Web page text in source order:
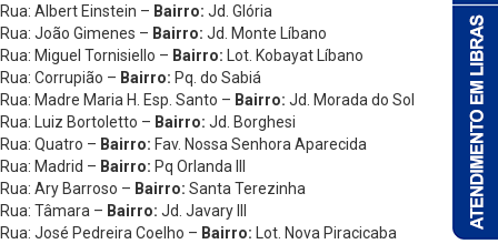
Rua: Albert Einstein – Bairro: Jd. Glória
Rua: João Gimenes – Bairro: Jd. Monte Líbano
Rua: Miguel Tornisiello – Bairro: Lot. Kobayat Líbano
Rua: Corrupião – Bairro: Pq. do Sabiá
Rua: Madre Maria H. Esp. Santo – Bairro: Jd. Morada do Sol
Rua: Luiz Bortoletto – Bairro: Jd. Borghesi
Rua: Quatro – Bairro: Fav. Nossa Senhora Aparecida
Rua: Madrid – Bairro: Pq Orlanda III
Rua: Ary Barroso – Bairro: Santa Terezinha
Rua: Tâmara – Bairro: Jd. Javary III
Rua: José Pedreira Coelho – Bairro: Lot. Nova Piracicaba